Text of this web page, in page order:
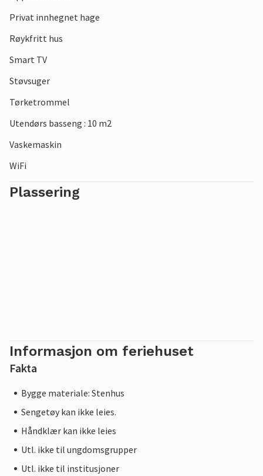
Privat innhegnet hage
Røykfritt hus
Smart TV
Støvsuger
Tørketrommel
Utendørs basseng : 10 m2
Vaskemaskin
WiFi
Plassering
Informasjon om feriehuset
Fakta
Bygge materiale: Stenhus
Sengetøy kan ikke leies.
Håndklær kan ikke leies
Utl. ikke til ungdomsgrupper
Utl. ikke til institusjoner